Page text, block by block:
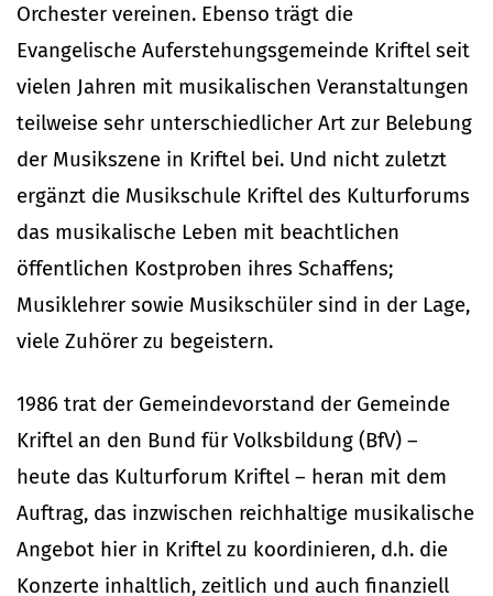
Orchester vereinen. Ebenso trägt die
Evangelische Auferstehungsgemeinde Kriftel seit
vielen Jahren mit musikalischen Veranstaltungen
teilweise sehr unterschiedlicher Art zur Belebung
der Musikszene in Kriftel bei. Und nicht zuletzt
ergänzt die Musikschule Kriftel des Kulturforums
das musikalische Leben mit beachtlichen
öffentlichen Kostproben ihres Schaffens;
Musiklehrer sowie Musikschüler sind in der Lage,
viele Zuhörer zu begeistern.
1986 trat der Gemeindevorstand der Gemeinde
Kriftel an den Bund für Volksbildung (BfV) –
heute das Kulturforum Kriftel – heran mit dem
Auftrag, das inzwischen reichhaltige musikalische
Angebot hier in Kriftel zu koordinieren, d.h. die
Konzerte inhaltlich, zeitlich und auch finanziell